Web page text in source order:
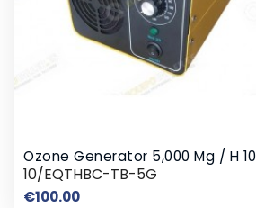
Ozone Generator 5,000 Mg / H
10/EQTHBC-TB-5G
€100.00Price